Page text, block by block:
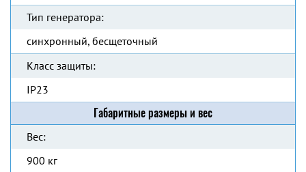
Тип генератора:
синхронный, бесщеточный
Класс защиты:
IP23
Габаритные размеры и вес
Вес:
900 кг